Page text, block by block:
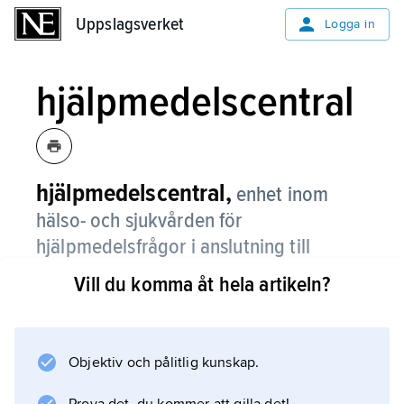
Uppslagsverket Logga in
hjälpmedelscentral
hjälpmedelscentral, enhet inom
hälso- och sjukvården för
hjälpmedelsfrågor i anslutning till
rehabilitering och habilitering.
hjälpmedel. De svarar också för information
Vill du komma åt hela artikeln?
Objektiv och pålitlig kunskap.